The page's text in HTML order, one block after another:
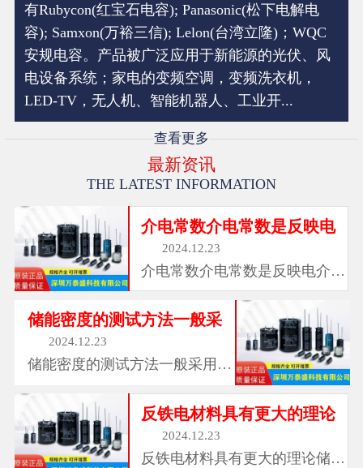
有Rubycon(红宝石电容); Panasonic(松下电解电
容); Samxon(万裕三信); Lelon(台湾立隆)；WQC
安规电容。产品被广泛应用于新能源的光伏、风
电设备系统；家电的变频空调，变频洗衣机，
LED-TV，无人机、智能机器人、工业开...
查看更多
最新资讯
THE LATEST INFORMATION
介电常数介电常数是反映电
2024.12.23
介电常数介电常数是反映电介质
极化的宏观物理...
储能密度的测试方法一般采
2024.12.23
储能密度的测试方法一般采用动
反铁电材料具有更大的理论
2024.12.23
反铁电材料具有更大的理论储能